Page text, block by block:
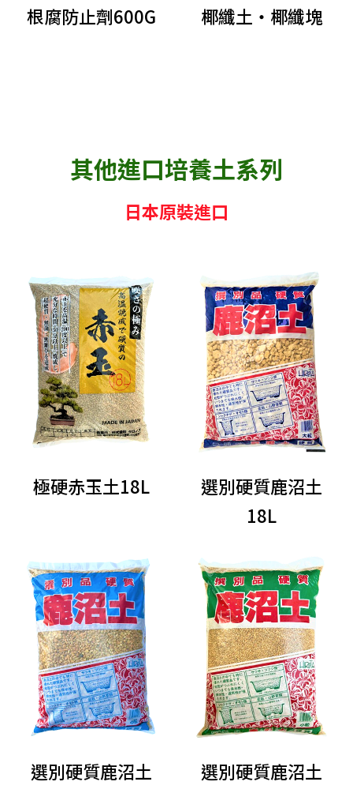
根腐防止劑600G 椰纖土‧椰纖塊
其他進口培養土系列
日本原裝進口
極硬赤玉土18L
選別硬質鹿沼土
18L
選別硬質鹿沼土
選別硬質鹿沼土